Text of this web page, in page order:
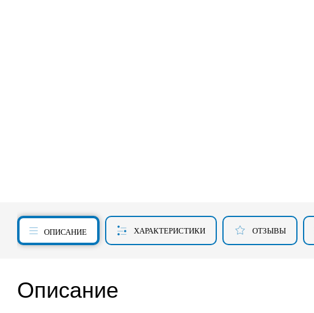
ОПИСАНИЕ ХАРАКТЕРИСТИКИ ОТЗЫВЫ
Описание